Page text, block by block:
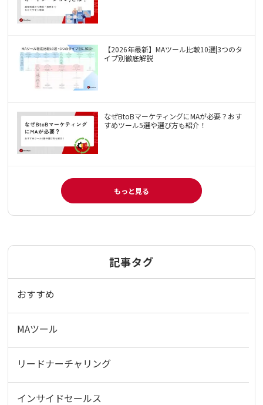
【2026年最新】MAツール比較10選|3つのタ
イプ別徹底解説
なぜBtoBマーケティングにMAが必要？おす
すめツール5選や選び方も紹介！
もっと見る
記事タグ
おすすめ
MAツール
リードナーチャリング
インサイドセールス